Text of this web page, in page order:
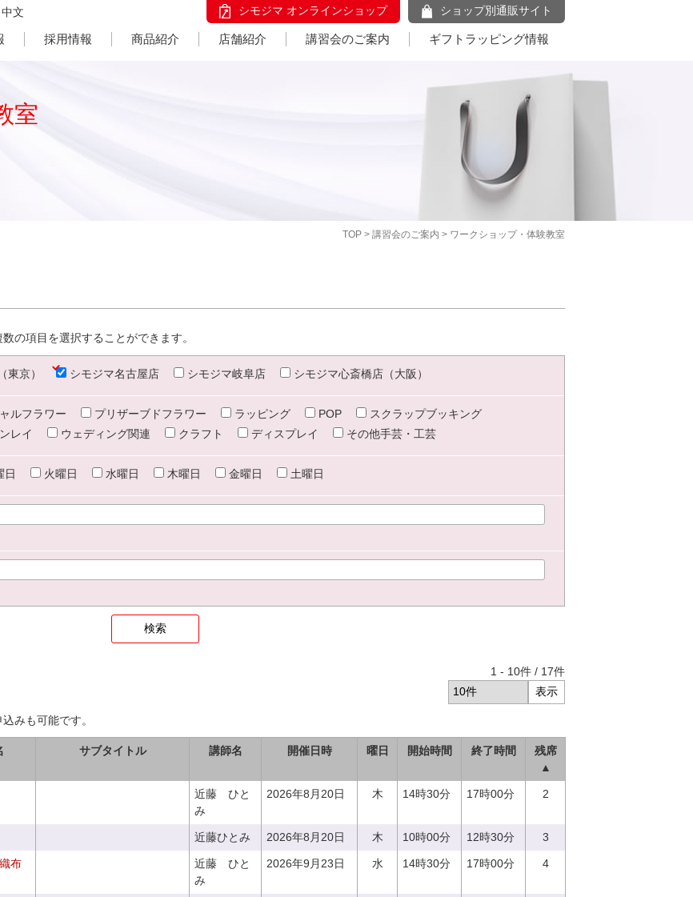
中文 シモジマ オンラインショップ ショップ別通販サイト
採用情報 商品紹介 店舗紹介 講習会のご案内 ギフトラッピング情報
TOP > 講習会のご案内 > ワークショップ・体験教室
室
の項目を選択することができます。
東京） シモジマ名古屋店 シモジマ岐阜店 シモジマ心斎橋店（大阪）
ルフラワー プリザーブドフラワー ラッピング POP
スクラップブッキング
レイ
ウェディング関連 クラフト ディスプレイ その他手芸・工芸
日 火曜日 水曜日 木曜日 金曜日 土曜日
1 - 10件 / 17件
みも可能です。
サブタイトル 講師名 開催日時 曜日 開始時間 終了時間
残席
▲
近藤 ひと
み
2026年8月20日 木 14時30分 17時00分 2
近藤ひとみ 2026年8月20日 木 10時00分 12時30分 3
布
近藤 ひと
み
2026年9月23日 水 14時30分 17時00分 4